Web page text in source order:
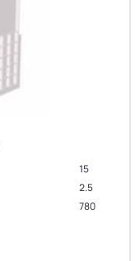
15
2.5
780